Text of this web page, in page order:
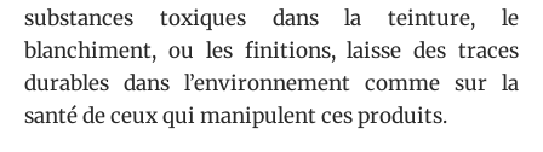
substances toxiques dans la teinture, le
blanchiment, ou les finitions, laisse des traces
durables dans l’environnement comme sur la
santé de ceux qui manipulent ces produits.